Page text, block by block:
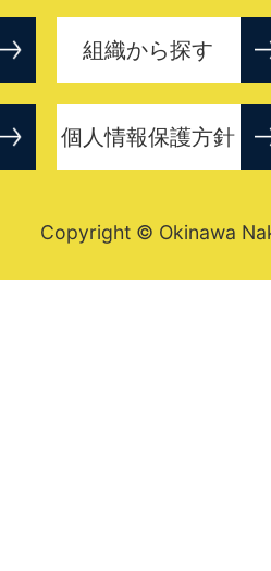
組織から探す
個人情報保護方針
Copyright © Okinawa